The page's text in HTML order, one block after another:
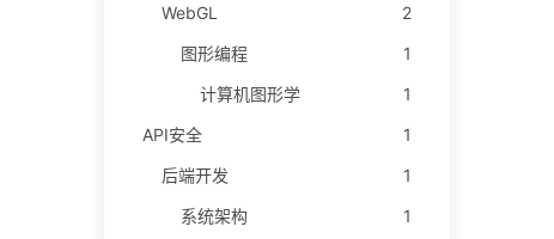
WebGL
2
图形编程
1
计算机图形学
1
API安全
1
后端开发
1
系统架构
1